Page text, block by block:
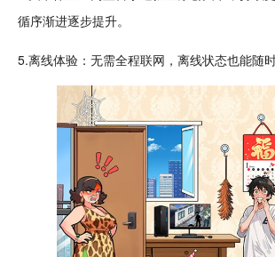
循序渐进逐步提升。
5.离线体验：无需全程联网，离线状态也能随